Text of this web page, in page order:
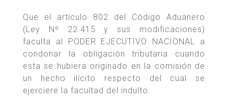
Que el artículo 802 del Código Aduanero
(Ley Nº 22.415 y sus modificaciones)
faculta al PODER EJECUTIVO NACIONAL a
condonar la obligación tributaria cuando
esta se hubiera originado en la comisión de
un hecho ilícito respecto del cual se
ejerciere la facultad del indulto.